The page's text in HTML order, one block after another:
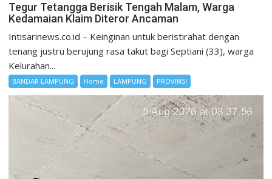
Tegur Tetangga Berisik Tengah Malam, Warga
Kedamaian Klaim Diteror Ancaman
Intisarinews.co.id – Keinginan untuk beristirahat dengan
tenang justru berujung rasa takut bagi Septiani (33), warga
Kelurahan...
BANDAR LAMPUNG Home LAMPUNG PROVINSI